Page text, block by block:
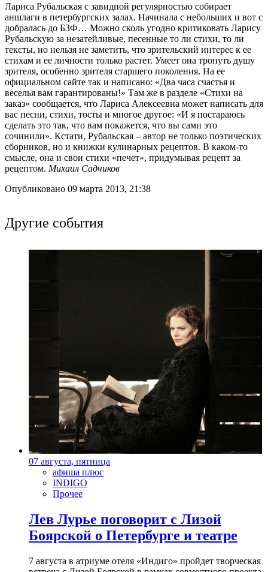
Лариса Рубальская с завидной регулярностью собирает
аншлаги в петербургских залах. Начинала с небольших и вот с
добралась до БЗФ… Можно сколь угодно критиковать Ларису
Рубальскую за незатейливые, песенные то ли стихи, то ли
тексты, но нельзя не заметить, что зрительский интерес к ее
стихам и ее личности только растет. Умеет она тронуть душу
зрителя, особенно зрителя старшего поколения. На ее
официальном сайте так и написано: «Два часа счастья и
веселья вам гарантированы!» Там же в разделе «Стихи на
заказ» сообщается, что Лариса Алексеевна может написать для
вас песни, стихи, тосты и многое другое: «И я постараюсь
сделать это так, что вам покажется, что вы сами это
сочинили». Кстати, Рубальская – автор не только поэтических
сборников, но и книжки кулинарных рецептов. В каком-то
смысле, она и свои стихи «печет», придумывая рецепт за
рецептом. Михаил Садчиков
Опубликовано 09 марта 2013, 21:38
Другие события
07 августа, пятница
афиша плюс
INDIGO
Прочее
Лев Лурье поговорит с Лизой
Боярской о Петербурге и театре
7 августа в атриуме отеля «Индиго» пройдет творческая